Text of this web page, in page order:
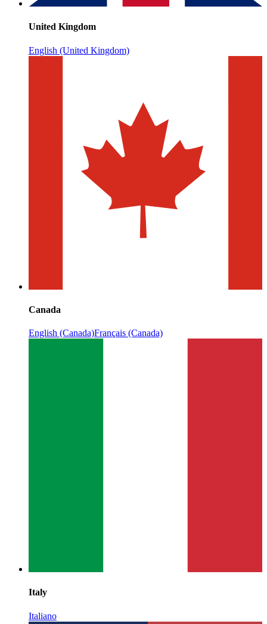
United Kingdom
English (United Kingdom)
Canada
English (Canada)Français (Canada)
Italy
Italiano